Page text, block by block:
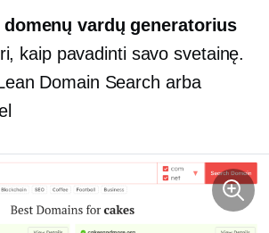
vardų generatorius
kaip pavadinti savo svetainę.
Domain Search arba